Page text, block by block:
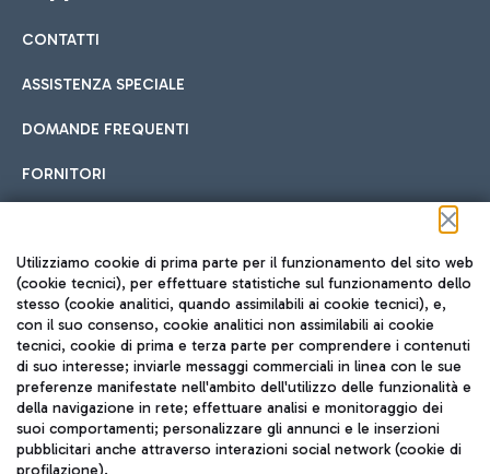
Cucina Internazionale
Fast Food
Hotel in aeroporto
Scegli l'alloggio più adatto e approfitta della vicinanza
all'aeroporto.
Car sharing
Con il Car Sharing è ancora più facile spostarsi
Treno
Raggiungi velocemente l'aeroporto di Fiumicino da Roma
tramite i servizi ferroviari Trenitalia.
CONTATTI
ASSISTENZA SPECIALE
DOMANDE FREQUENTI
FORNITORI
Seguici sui social
TRAVEL JOURNAL
ITA
Utilizziamo cookie di prima parte per il funzionamento del sito web
(cookie tecnici), per effettuare statistiche sul funzionamento dello
stesso (cookie analitici, quando assimilabili ai cookie tecnici), e,
con il suo consenso, cookie analitici non assimilabili ai cookie
tecnici, cookie di prima e terza parte per comprendere i contenuti
di suo interesse; inviarle messaggi commerciali in linea con le sue
preferenze manifestate nell'ambito dell'utilizzo delle funzionalità e
della navigazione in rete; effettuare analisi e monitoraggio dei
suoi comportamenti; personalizzare gli annunci e le inserzioni
pubblicitari anche attraverso interazioni social network (cookie di
profilazione).